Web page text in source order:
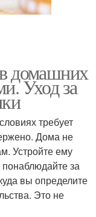
домашних
Уход за
требует
Дома не
Устройте ему
за
вы определите
Это не